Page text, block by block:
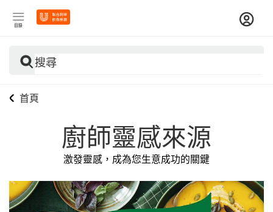
目錄
搜尋
首頁
廚師靈感來源
激發靈感，成為您生意成功的關鍵